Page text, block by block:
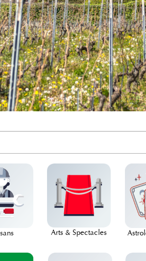
Arts & Spectacles